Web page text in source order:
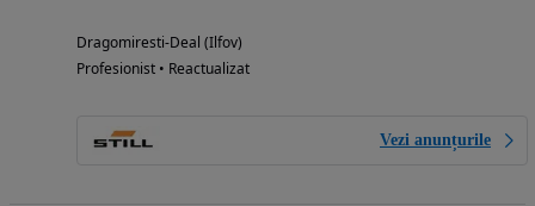
Dragomiresti-Deal (Ilfov)
Profesionist • Reactualizat
Vezi anunțurile